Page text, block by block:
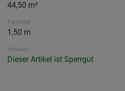
44,50 m²
Fallhöhe
1,50 m
Hinweis
Dieser Artikel ist Sperrgut